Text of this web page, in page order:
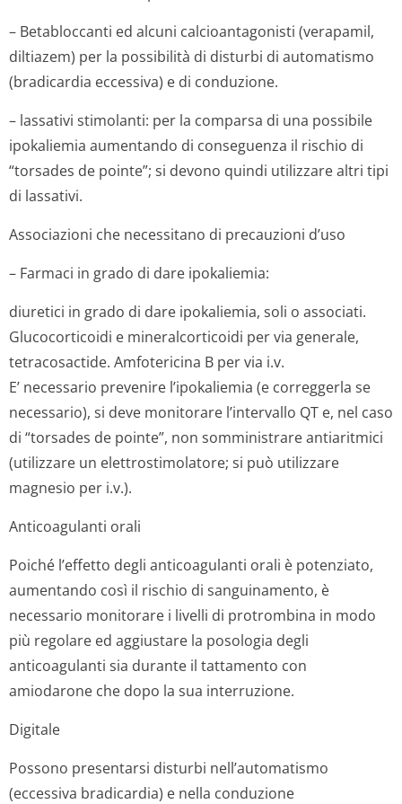
– Betabloccanti ed alcuni calcioantagonisti (verapamil,
diltiazem) per la possibilità di disturbi di automatismo
(bradicardia eccessiva) e di conduzione.
– lassativi stimolanti: per la comparsa di una possibile
ipokaliemia aumentando di conseguenza il rischio di
“torsades de pointe”; si devono quindi utilizzare altri tipi
di lassativi.
Associazioni che necessitano di precauzioni d’uso
– Farmaci in grado di dare ipokaliemia:
diuretici in grado di dare ipokaliemia, soli o associati.
Glucocorticoidi e mineralcorticoidi per via generale,
tetracosactide. Amfotericina B per via i.v.
E’ necessario prevenire l’ipokaliemia (e correggerla se
necessario), si deve monitorare l’intervallo QT e, nel caso
di “torsades de pointe”, non somministrare antiaritmici
(utilizzare un elettrostimolatore; si può utilizzare
magnesio per i.v.).
Anticoagulanti orali
Poiché l’effetto degli anticoagulanti orali è potenziato,
aumentando così il rischio di sanguinamento, è
necessario monitorare i livelli di protrombina in modo
più regolare ed aggiustare la posologia degli
anticoagulanti sia durante il tattamento con
amiodarone che dopo la sua interruzione.
Digitale
Possono presentarsi disturbi nell’automatismo
(eccessiva bradicardia) e nella conduzione